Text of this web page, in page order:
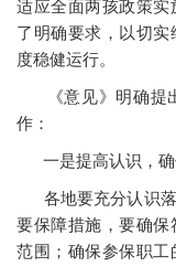
适应全面两孩政策实
了明确要求，以切实
度稳健运行。
《意见》明确提出
作：
一是提高认识，确
各地要充分认识落
要保障措施，要确保
范围；确保参保职工